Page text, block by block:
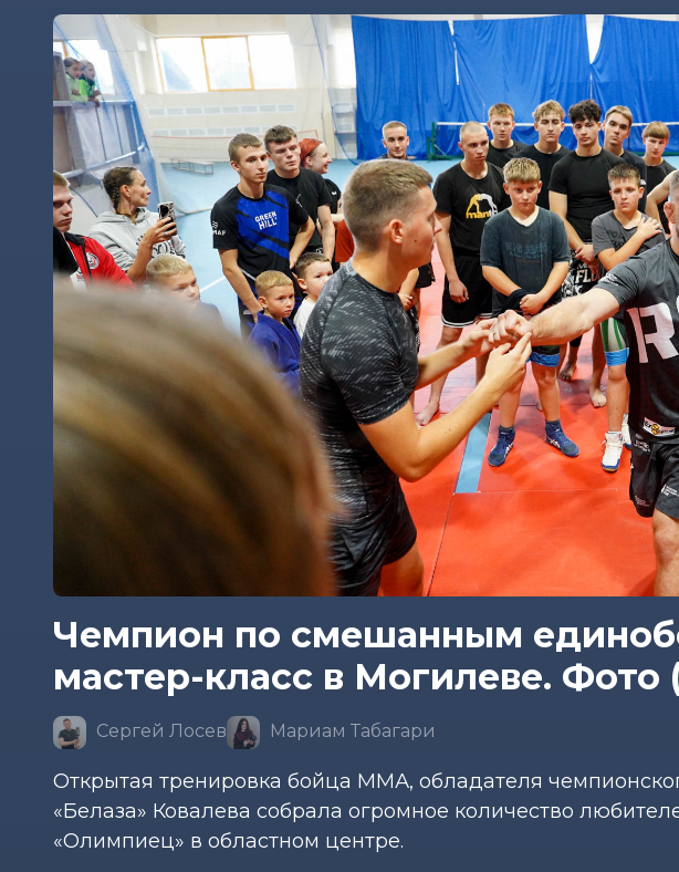
Чемпион по смешанным
мастер-класс в Могилеве. Фото
Сергей Лосев Мариам Табагари
Открытая тренировка бойца ММА, обладателя
«Белаза» Ковалева собрала огромное количество
«Олимпиец» в областном центре.